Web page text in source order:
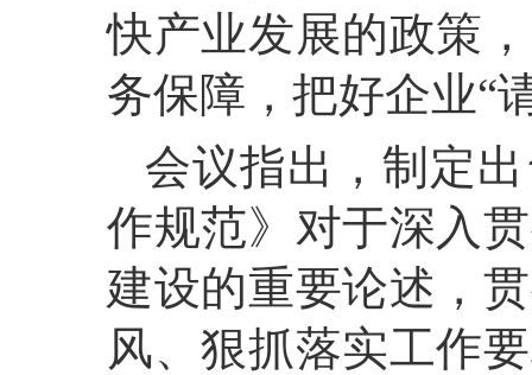
快产业发展的政策
务保障，把好企业“
会议指出，制定
作规范》对于深入
建设的重要论述，
风、狠抓落实工作